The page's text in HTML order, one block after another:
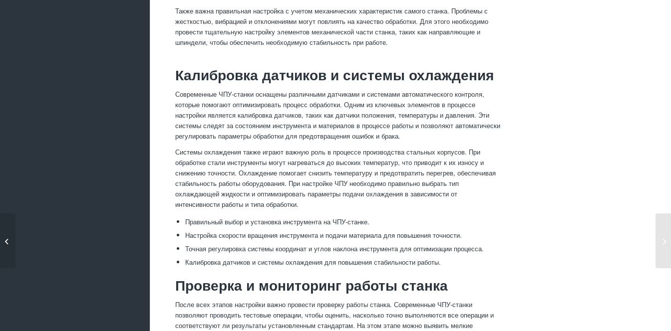
Также важна правильная настройка с учетом механических характеристик самого станка. Проблемы с
жесткостью, вибрацией и отклонениями могут повлиять на качество обработки. Для этого необходимо
провести тщательную настройку элементов механической части станка, таких как направляющие и
шпиндели, чтобы обеспечить необходимую стабильность при работе.
Калибровка датчиков и системы охлаждения
Современные ЧПУ-станки оснащены различными датчиками и системами автоматического контроля,
которые помогают оптимизировать процесс обработки. Одним из ключевых элементов в процессе
настройки является калибровка датчиков, таких как датчики положения, температуры и давления. Эти
системы следят за состоянием инструмента и материалов в процессе работы и позволяют автоматически
регулировать параметры обработки для предотвращения ошибок и брака.
Системы охлаждения также играют важную роль в процессе производства стальных корпусов. При
обработке стали инструменты могут нагреваться до высоких температур, что приводит к их износу и
снижению точности. Охлаждение помогает снизить температуру и предотвратить перегрев, обеспечивая
стабильность работы оборудования. При настройке ЧПУ необходимо правильно выбрать тип
охлаждающей жидкости и оптимизировать параметры подачи охлаждения в зависимости от
интенсивности работы и типа обработки.
Правильный выбор и установка инструмента на ЧПУ-станке.
Настройка скорости вращения инструмента и подачи материала для повышения точности.
Точная регулировка системы координат и углов наклона инструмента для оптимизации процесса.
Калибровка датчиков и системы охлаждения для повышения стабильности работы.
Проверка и мониторинг работы станка
После всех этапов настройки важно провести проверку работы станка. Современные ЧПУ-станки
позволяют проводить тестовые операции, чтобы оценить, насколько точно выполняются все операции и
соответствуют ли результаты установленным стандартам. На этом этапе можно выявить мелкие